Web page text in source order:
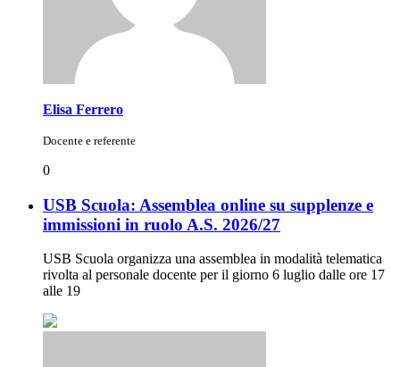
Elisa Ferrero
Docente e referente
0
USB Scuola: Assemblea online su supplenze e
immissioni in ruolo A.S. 2026/27
USB Scuola organizza una assemblea in modalità telematica
rivolta al personale docente per il giorno 6 luglio dalle ore 17
alle 19